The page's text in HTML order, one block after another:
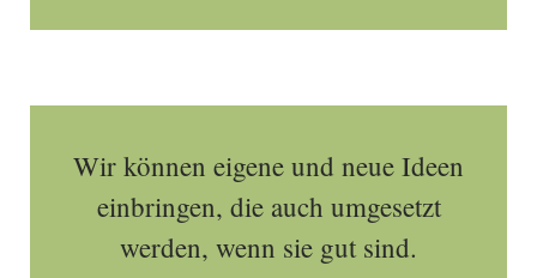
Wir können eigene und neue Ideen
einbringen, die auch umgesetzt
werden, wenn sie gut sind.